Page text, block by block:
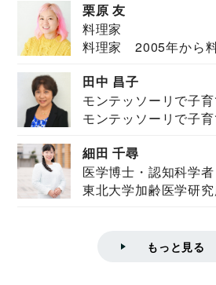
栗原 友
料理家
料理家 2005年から
田中 昌子
モンテッソーリで子
ズハウス研究所所長
モンテッソーリで子
細田 千尋
医学博士・認知科学
東北大学加齢医学研
もっと見る